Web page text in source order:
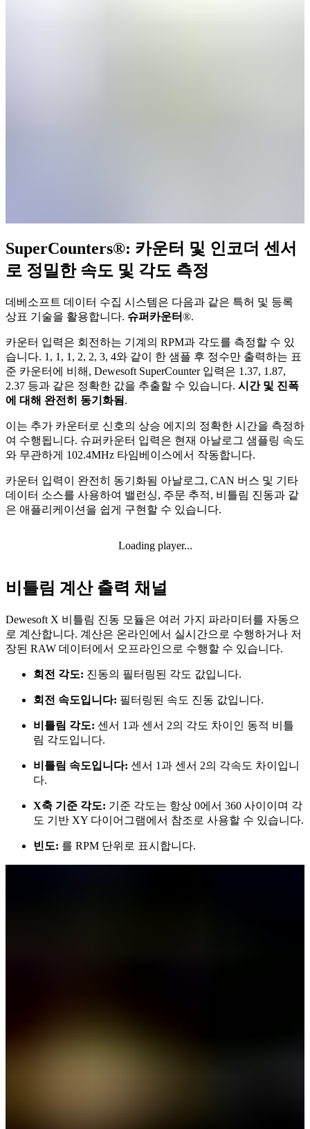
SuperCounters®: 카운터 및 인코더 센서
로 정밀한 속도 및 각도 측정
데베소프트 데이터 수집 시스템은 다음과 같은 특허 및 등록
상표 기술을 활용합니다. 슈퍼카운터®.
카운터 입력은 회전하는 기계의 RPM과 각도를 측정할 수 있
습니다. 1, 1, 1, 2, 2, 3, 4와 같이 한 샘플 후 정수만 출력하는 표
준 카운터에 비해, Dewesoft SuperCounter 입력은 1.37, 1.87,
2.37 등과 같은 정확한 값을 추출할 수 있습니다. 시간 및 진폭
에 대해 완전히 동기화됨 .
이는 추가 카운터로 신호의 상승 에지의 정확한 시간을 측정하
여 수행됩니다. 슈퍼카운터 입력은 현재 아날로그 샘플링 속도
와 무관하게 102.4MHz 타임베이스에서 작동합니다.
카운터 입력이 완전히 동기화됨 아날로그, CAN 버스 및 기타
데이터 소스를 사용하여 밸런싱, 주문 추적, 비틀림 진동과 같
은 애플리케이션을 쉽게 구현할 수 있습니다.
Loading player...
비틀림 계산 출력 채널
Dewesoft X 비틀림 진동 모듈은 여러 가지 파라미터를 자동으
로 계산합니다. 계산은 온라인에서 실시간으로 수행하거나 저
장된 RAW 데이터에서 오프라인으로 수행할 수 있습니다.
회전 각도: 진동의 필터링된 각도 값입니다.
회전 속도입니다: 필터링된 속도 진동 값입니다.
비틀림 각도: 센서 1과 센서 2의 각도 차이인 동적 비틀
림 각도입니다.
비틀림 속도입니다: 센서 1과 센서 2의 각속도 차이입니
다.
X축 기준 각도: 기준 각도는 항상 0에서 360 사이이며 각
도 기반 XY 다이어그램에서 참조로 사용할 수 있습니다.
빈도: 를 RPM 단위로 표시합니다.